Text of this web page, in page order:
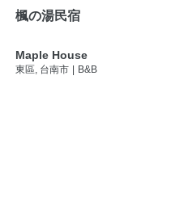
楓の湯民宿
Maple House
東區, 台南市 | B&B